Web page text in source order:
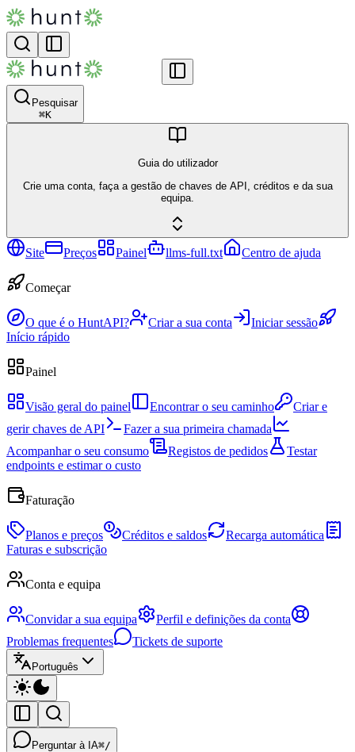
Pesquisar
⌘K
Guia do utilizador
Crie uma conta, faça a gestão de chaves de API, créditos e da sua
equipa.
Site Preços Painel llms-full.txt Centro de ajuda
Começar
O que é o HuntAPI? Criar a sua conta
Iniciar sessão
Início rápido
Painel
Visão geral do painel Encontrar o seu caminho
Criar e
gerir chaves de API
Fazer a sua primeira chamada
Acompanhar o seu consumo
Registos de pedidos
Testar
endpoints e estimar o custo
Faturação
Planos e preços Créditos e saldos
Recarga automática
Faturas e subscrição
Conta e equipa
Convidar a sua equipa
Perfil e definições da conta
Problemas frequentes
Tickets de suporte
Português
Perguntar à IA⌘/